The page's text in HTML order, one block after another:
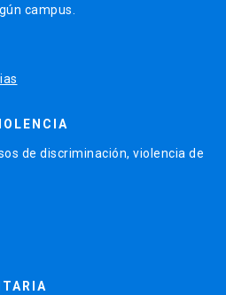
campus.
de discriminación, violencia de